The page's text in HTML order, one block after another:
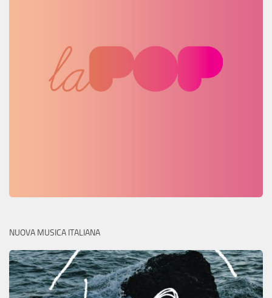
NUOVA MUSICA ITALIANA